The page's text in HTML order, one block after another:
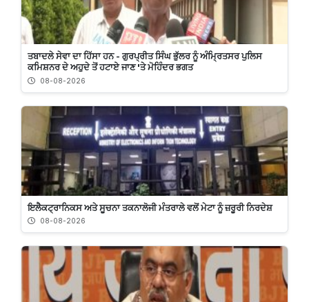
ਤਬਾਦਲੇ ਸੇਵਾ ਦਾ ਹਿੱਸਾ ਹਨ - ਗੁਰਪ੍ਰੀਤ ਸਿੰਘ ਭੁੱਲਰ ਨੂੰ ਅੰਮ੍ਰਿਤਸਰ ਪੁਲਿਸ
ਕਮਿਸ਼ਨਰ ਦੇ ਅਹੁਦੇ ਤੋਂ ਹਟਾਏ ਜਾਣ 'ਤੇ ਮੋਹਿੰਦਰ ਭਗਤ
08-08-2026
ਇਲੈਕਟ੍ਰਾਨਿਕਸ ਅਤੇ ਸੂਚਨਾ ਤਕਨਾਲੋਜੀ ਮੰਤਰਾਲੇ ਵਲੋਂ ਮੇਟਾ ਨੂੰ ਜ਼ਰੂਰੀ ਨਿਰਦੇਸ਼
08-08-2026